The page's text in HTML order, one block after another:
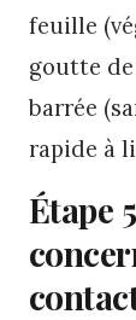
feuille
goutte
barrée
rapide à
Étape